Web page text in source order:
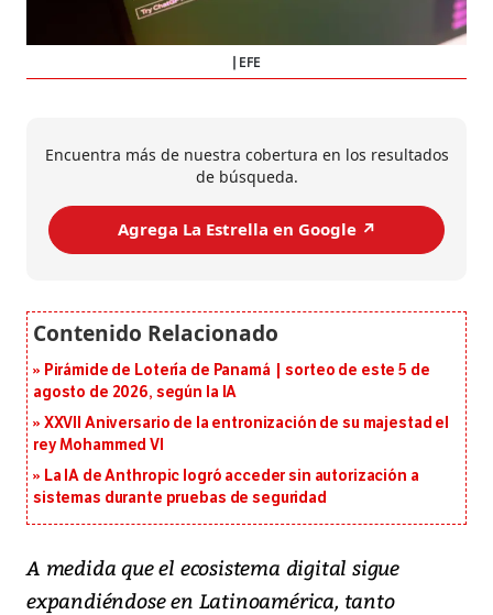
EFE
Encuentra más de nuestra cobertura en los resultados
de búsqueda.
Agrega La Estrella en Google ↗️
Pirámide de Lotería de Panamá | sorteo de este 5 de
agosto de 2026, según la IA
XXVII Aniversario de la entronización de su majestad el
rey Mohammed VI
La IA de Anthropic logró acceder sin autorización a
sistemas durante pruebas de seguridad
A medida que el ecosistema digital sigue
expandiéndose en Latinoamérica, tanto